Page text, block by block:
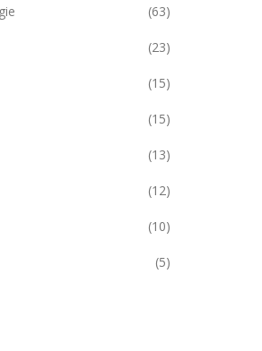
(63)
(23)
(15)
(15)
(13)
(12)
(10)
(5)